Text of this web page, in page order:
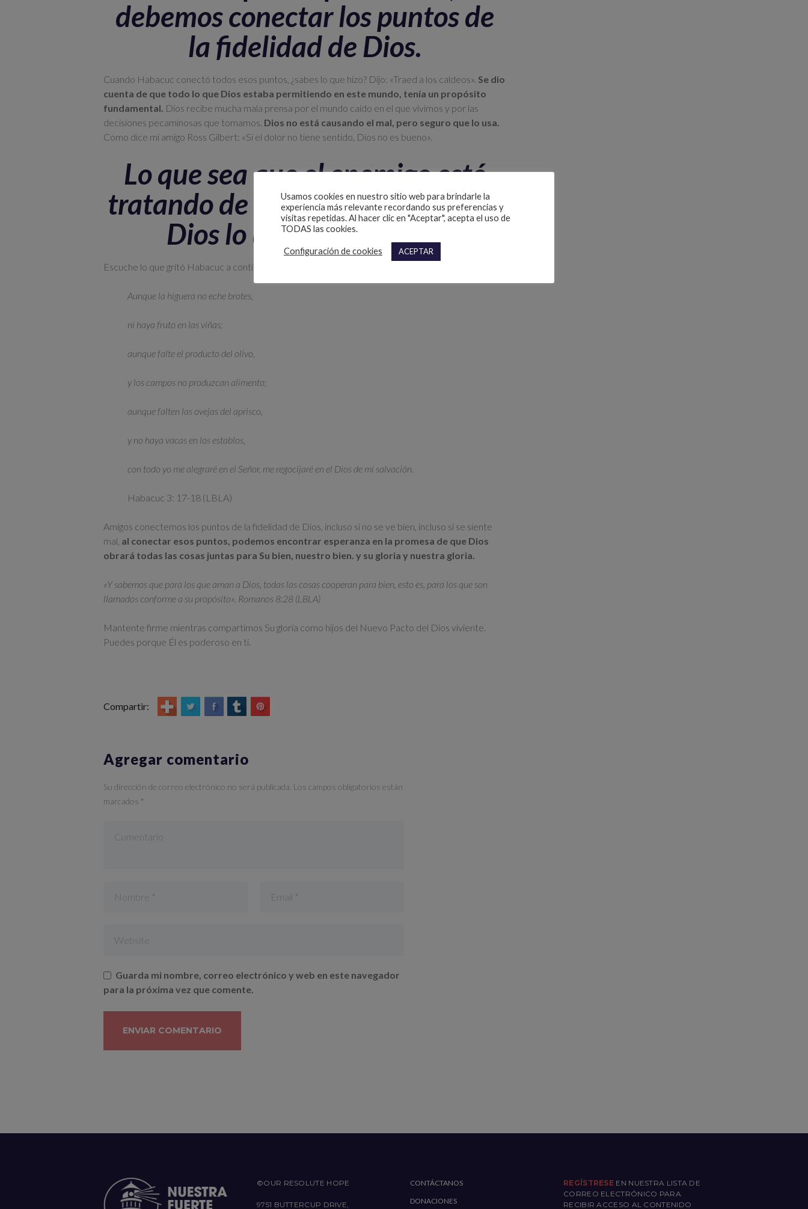
debemos conectar los puntos de
la fidelidad de Dios.
Cuando Habacuc conectó todos esos puntos, ¿sabes lo que hizo? Dijo: «Traed a los caldeos». Se dio
cuenta de que todo lo que Dios estaba permitiendo en este mundo, tenía un propósito
fundamental. Dios recibe mucha mala prensa por el mundo caído en el que vivimos y por las
decisiones pecaminosas que tomamos. Dios no está causando el mal, pero seguro que lo usa.
Como dice mi amigo Ross Gilbert: «Si el dolor no tiene sentido, Dios no es bueno».
Lo que sea que el enemigo esté
tratando de usar contra nosotros,
Dios lo usará para bien.
Escuche lo que gritó Habacuc a continuación,
Aunque la higuera no eche brotes,
ni haya fruto en las viñas;
aunque falte el producto del olivo,
y los campos no produzcan alimento;
aunque falten las ovejas del aprisco,
y no haya vacas en los establos,
con todo yo me alegraré en el Señor, me regocijaré en el Dios de mi salvación.
Habacuc 3: 17-18 (LBLA)
Amigos conectemos los puntos de la fidelidad de Dios, incluso si no se ve bien, incluso si se siente
mal, al conectar esos puntos, podemos encontrar esperanza en la promesa de que Dios
obrará todas las cosas juntas para Su bien, nuestro bien. y su gloria y nuestra gloria.
«Y sabemos que para los que aman a Dios, todas las cosas cooperan para bien, esto es, para los que son
llamados conforme a su propósito». Romanos 8:28 (LBLA)
Mantente firme mientras compartimos Su gloria como hijos del Nuevo Pacto del Dios viviente.
Puedes porque Él es poderoso en ti.
Compartir:
Agregar comentario
Su dirección de correo electrónico no será publicada. Los campos obligatorios están
marcados *
Guarda mi nombre, correo electrónico y web en este navegador
para la próxima vez que comente.
©OUR RESOLUTE HOPE
9751 BUTTERCUP DRIVE,
CONTÁCTANOS
DONACIONES
REGÍSTRESE EN NUESTRA LISTA DE
CORREO ELECTRÓNICO PARA
RECIBIR ACCESO AL CONTENIDO
Usamos cookies en nuestro sitio web para brindarle la
experiencia más relevante recordando sus preferencias y
visitas repetidas. Al hacer clic en "Aceptar", acepta el uso de
TODAS las cookies.
Configuración de cookies ACEPTAR